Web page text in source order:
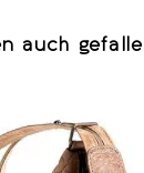
auch